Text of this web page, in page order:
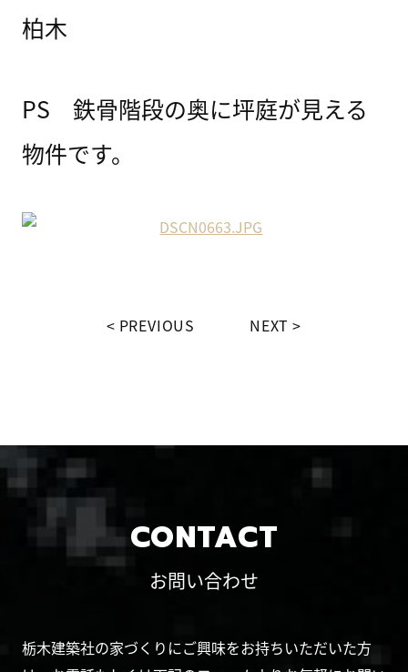
柏木
PS 鉄骨階段の奥に坪庭が見える
物件です。
PREVIOUS NEXT
CONTACT
お問い合わせ
栃木建築社の家づくりにご興味をお持ちいただいた方